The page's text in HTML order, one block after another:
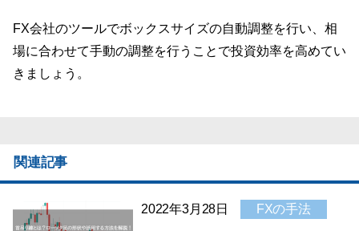
FX会社のツールでボックスサイズの自動調整を行い、相
場に合わせて手動の調整を行うことで投資効率を高めてい
きましょう。
関連記事
2022年3月28日 FXの手法